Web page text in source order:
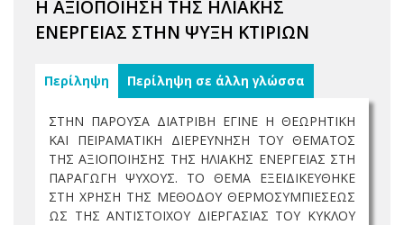
Η ΑΞΙΟΠΟΙΗΣΗ ΤΗΣ ΗΛΙΑΚΗΣ
ΕΝΕΡΓΕΙΑΣ ΣΤΗΝ ΨΥΞΗ ΚΤΙΡΙΩΝ
Περίληψη Περίληψη σε άλλη γλώσσα
ΣΤΗΝ ΠΑΡΟΥΣΑ ΔΙΑΤΡΙΒΗ ΕΓΙΝΕ Η ΘΕΩΡΗΤΙΚΗ
ΚΑΙ ΠΕΙΡΑΜΑΤΙΚΗ ΔΙΕΡΕΥΝΗΣΗ ΤΟΥ ΘΕΜΑΤΟΣ
ΤΗΣ ΑΞΙΟΠΟΙΗΣΗΣ ΤΗΣ ΗΛΙΑΚΗΣ ΕΝΕΡΓΕΙΑΣ ΣΤΗ
ΠΑΡΑΓΩΓΗ ΨΥΧΟΥΣ. ΤΟ ΘΕΜΑ ΕΞΕΙΔΙΚΕΥΘΗΚΕ
ΣΤΗ ΧΡΗΣΗ ΤΗΣ ΜΕΘΟΔΟΥ ΘΕΡΜΟΣΥΜΠΙΕΣΕΩΣ
ΩΣ ΤΗΣ ΑΝΤΙΣΤΟΙΧΟΥ ΔΙΕΡΓΑΣΙΑΣ ΤΟΥ ΚΥΚΛΟΥ